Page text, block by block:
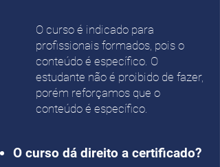
O curso é indicado para
profissionais formados, pois o
conteúdo é específico. O
estudante não é proibido de fazer,
porém reforçamos que o
conteúdo é específico.
O curso dá direito a certificado?